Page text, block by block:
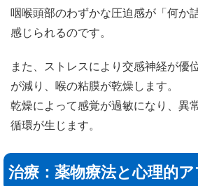
咽喉頭部のわずかな圧迫感が「何か
感じられるのです。
また、ストレスにより交感神経が優
が減り、喉の粘膜が乾燥します。
乾燥によって感覚が過敏になり、異
循環が生じます。
治療：薬物療法と心理的